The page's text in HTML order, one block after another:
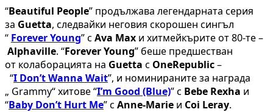
“Beautiful People” продължава легендарната серия
за Guetta, следвaйки неговия скорошен сингъл
“ ForeverYoung” с Ava Max и хитмейкърите от 80-те –
Alphaville. “Forever Young” беше предшестван
от колаборацията на Guetta с OneRepublic–
“I Don’t Wanna Wait”, и номинираните за награда
„ Grammy“ хитове “I’m Good (Blue)” с Bebe Rexha и
“Baby Don’t Hurt Me” с Anne-Marie и Coi Leray.